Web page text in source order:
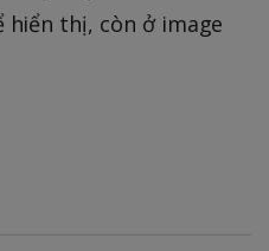
thị, còn ở image